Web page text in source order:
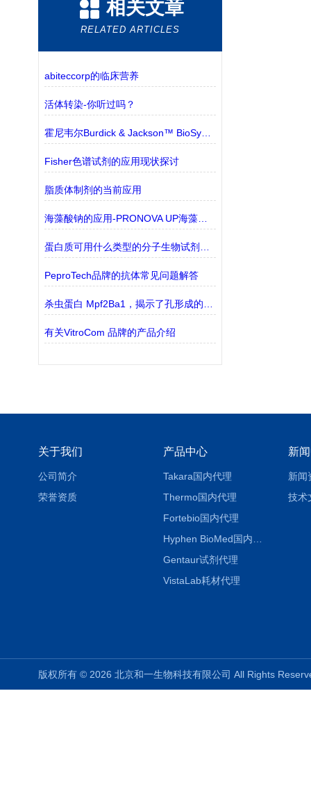
相关文章
RELATED ARTICLES
abiteccorp的临床营养
活体转染-你听过吗？
霍尼韦尔Burdick & Jackson™ BioSyn™ 溶剂和试剂 的特点
Fisher色谱试剂的应用现状探讨
脂质体制剂的当前应用
海藻酸钠的应用-PRONOVA UP海藻酸钠凝胶
PeproTech品牌的抗体常见问题解答
有关VitroCom 品牌的产品介绍
关于我们
公司简介
荣誉资质
产品中心
Takara国内代理
Thermo国内代理
Fortebio国内代理
Gentaur试剂代理
VistaLab耗材代理
新
新闻
技术
版权所有 © 2026 北京和一生物科技有限公司 All Rights